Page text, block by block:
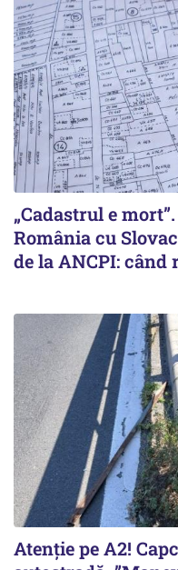
„Cadastrul e
România cu
de la ANCPI: când
Atenție pe A2!